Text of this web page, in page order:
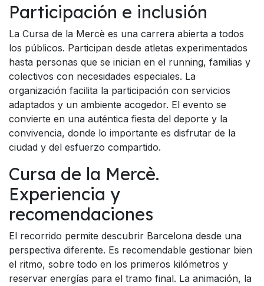
Participación e inclusión
La Cursa de la Mercè es una carrera abierta a todos
los públicos. Participan desde atletas experimentados
hasta personas que se inician en el running, familias y
colectivos con necesidades especiales. La
organización facilita la participación con servicios
adaptados y un ambiente acogedor. El evento se
convierte en una auténtica fiesta del deporte y la
convivencia, donde lo importante es disfrutar de la
ciudad y del esfuerzo compartido.
Cursa de la Mercè.
Experiencia y
recomendaciones
El recorrido permite descubrir Barcelona desde una
perspectiva diferente. Es recomendable gestionar bien
el ritmo, sobre todo en los primeros kilómetros y
reservar energías para el tramo final. La animación, la